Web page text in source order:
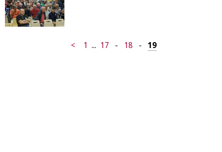
< 1 ... 17 - 18 - 19